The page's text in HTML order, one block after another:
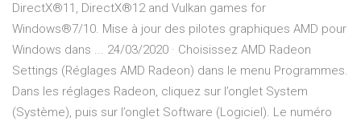
DirectX®11, DirectX®12 and Vulkan games for
Windows®7/10. Mise à jour des pilotes graphiques AMD pour
Windows dans ... 24/03/2020 · Choisissez AMD Radeon
Settings (Réglages AMD Radeon) dans le menu Programmes.
Dans les réglages Radeon, cliquez sur l’onglet System
(Système), puis sur l’onglet Software (Logiciel). Le numéro